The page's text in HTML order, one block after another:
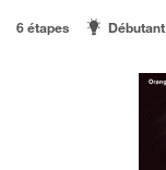
6 étapes Débutant